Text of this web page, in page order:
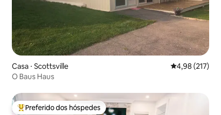
Casa ⋅ Scottsville 4,98 de uma
4,98 (217)
O Baus Haus
Entre os melhores preferidos dos hóspedes
Preferido dos hóspedes